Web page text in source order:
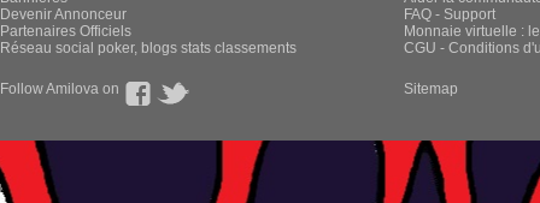
Devenir Annonceur
Partenaires Officiels
Réseau social poker, blogs stats classements
FAQ - Support
Monnaie virtuelle :
CGU - Conditions
Follow Amilova on Sitemap